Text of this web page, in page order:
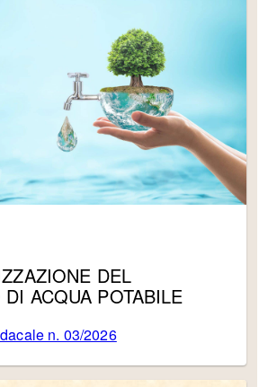
DEL
ACQUA POTABILE
n. 03/2026